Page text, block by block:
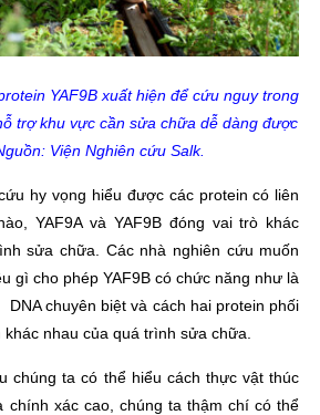
YAF9B xuất hiện để cứu nguy trong
trợ khu vực cần sửa chữa dễ dàng được
Viện Nghiên cứu Salk.
hy vọng hiểu được các protein có liên
YAF9A và YAF9B đóng vai trò khác
sửa chữa. Các nhà nghiên cứu muốn
gì cho phép YAF9B có chức năng như là
chuyên biệt và cách hai protein phối
nhau của quá trình sửa chữa.
chúng ta có thể hiểu cách thực vật thúc
chính xác cao, chúng ta thậm chí có thể